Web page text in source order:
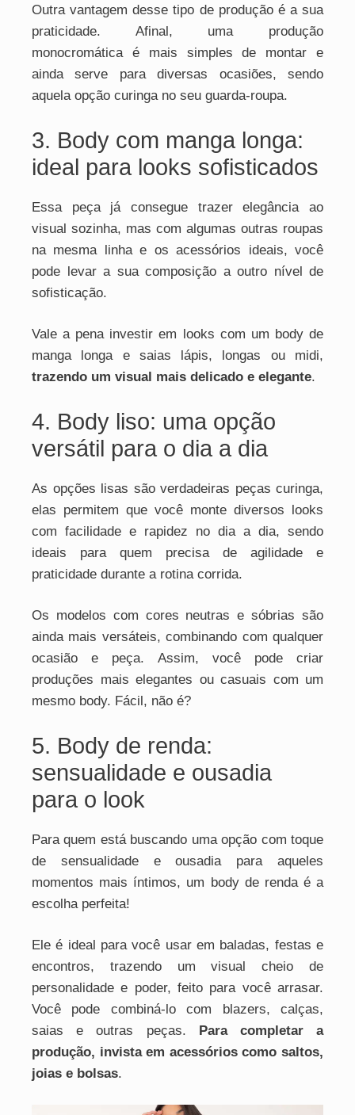
Outra vantagem desse tipo de produção é a sua
praticidade. Afinal, uma produção
monocromática é mais simples de montar e
ainda serve para diversas ocasiões, sendo
aquela opção curinga no seu guarda-roupa.
3. Body com manga longa:
ideal para looks sofisticados
Essa peça já consegue trazer elegância ao
visual sozinha, mas com algumas outras roupas
na mesma linha e os acessórios ideais, você
pode levar a sua composição a outro nível de
sofisticação.
Vale a pena investir em looks com um body de
manga longa e saias lápis, longas ou midi,
trazendo um visual mais delicado e elegante.
4. Body liso: uma opção
versátil para o dia a dia
As opções lisas são verdadeiras peças curinga,
elas permitem que você monte diversos looks
com facilidade e rapidez no dia a dia, sendo
ideais para quem precisa de agilidade e
praticidade durante a rotina corrida.
Os modelos com cores neutras e sóbrias são
ainda mais versáteis, combinando com qualquer
ocasião e peça. Assim, você pode criar
produções mais elegantes ou casuais com um
mesmo body. Fácil, não é?
5. Body de renda:
sensualidade e ousadia
para o look
Para quem está buscando uma opção com toque
de sensualidade e ousadia para aqueles
momentos mais íntimos, um body de renda é a
escolha perfeita!
Ele é ideal para você usar em baladas, festas e
encontros, trazendo um visual cheio de
personalidade e poder, feito para você arrasar.
Você pode combiná-lo com blazers, calças,
saias e outras peças.
Para completar a
produção, invista em acessórios como saltos,
joias e bolsas.